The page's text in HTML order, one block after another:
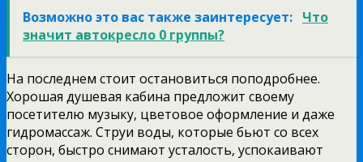
Возможно это вас также заинтересует: Что
значит автокресло 0 группы?
На последнем стоит остановиться поподробнее.
Хорошая душевая кабина предложит своему
посетителю музыку, цветовое оформление и даже
гидромассаж. Струи воды, которые бьют со всех
сторон, быстро снимают усталость, успокаивают